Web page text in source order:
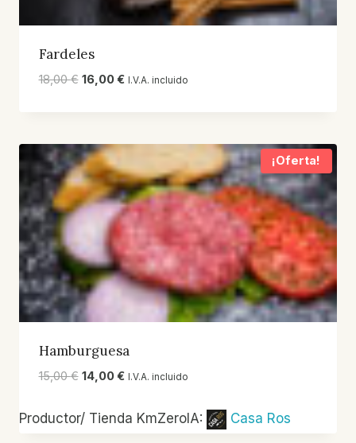
Fardeles
18,00€ El
18,00 €.
16,00€ElI.V.A. incluido
¡Oferta!
Hamburguesa
15,00€ El
original
14,00€El
actual
I.V.A. incluido
Productor/ Tienda KmZeroIA: Casa Ros